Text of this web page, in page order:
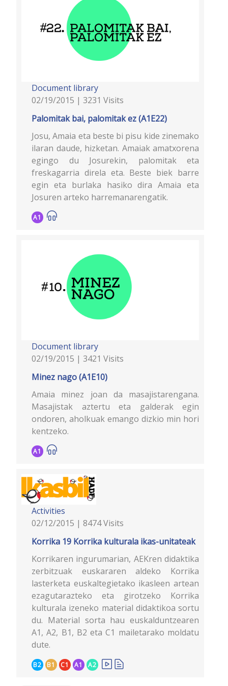
Document library
02/19/2015 | 3231 Visits
Palomitak bai, palomitak ez (A1E22)
Josu, Amaia eta beste bi pisu kide zinemako
ilaran daude, hizketan. Amaiak amatxorena
egingo du Josurekin, palomitak eta
freskagarria direla eta. Beste biek barre
egin eta burlaka hasiko dira Amaia eta
Josuren arteko harremanarengatik.
A1
Document library
02/19/2015 | 3421 Visits
Minez nago (A1E10)
Amaia minez joan da masajistarengana.
Masajistak aztertu eta galderak egin
ondoren, aholkuak emango dizkio min hori
kentzeko.
A1
Activities
02/12/2015 | 8474 Visits
Korrika 19 Korrika kulturala ikas-unitateak
Korrikaren ingurumarian, AEKren didaktika
zerbitzuak euskararen aldeko Korrika
lasterketa euskaltegietako ikasleen artean
ezagutarazteko eta girotzeko Korrika
kulturala izeneko material didaktikoa sortu
du. Material sorta hau euskalduntzearen
A1, A2, B1, B2 eta C1 mailetarako moldatu
dute.
B2 B1 C1 A1 A2